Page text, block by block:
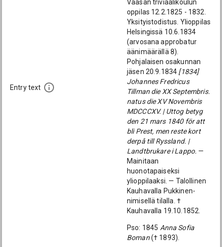
Entry text
Vaasan triviaalikoulun
oppilas 12.2.1825 - 1832.
Yksityistodistus. Ylioppilas
Helsingissä 10.6.1834
(arvosana approbatur
äänimäärällä 8).
Pohjalaisen osakunnan
jäsen 20.9.1834 [1834]
Johannes Fredricus
Tillman die XX Septembris.
natus die XV Novembris
MDCCCXV. | Uttog betyg
den 21 mars 1840 för att
bli Prest, men reste kort
derpå till Ryssland. |
Landtbrukare i Lappo. —
Mainitaan
huonotapaiseksi
ylioppilaaksi. — Talollinen
Kauhavalla Pukkinen-
nimisellä tilalla. †
Kauhavalla 19.10.1852.
Pso: 1845 Anna Sofia
Boman(† 1893).